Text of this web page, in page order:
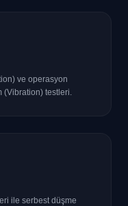
ve operasyon
(Vibration) testleri.
ile serbest düşme